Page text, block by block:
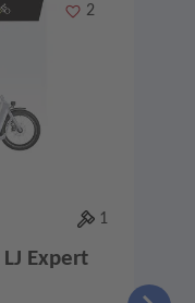
Merken
2
1
Expert